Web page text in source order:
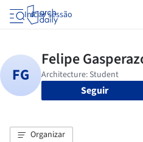
Iniciar sessão
Seguir
Organizar